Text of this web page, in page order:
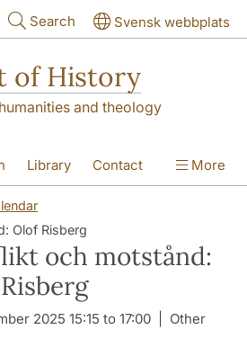
Search Svensk webbplats
of History
and theology
Library Contact More
Olof Risberg
och motstånd:
2025 15:15 to 17:00 Other